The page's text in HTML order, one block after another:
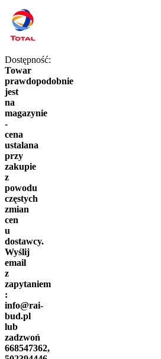
Dostępność:
Towar
prawdopodobnie
jest
na
magazynie
-
cena
ustalana
przy
zakupie
z
powodu
częstych
zmian
cen
u
dostawcy.
Wyślij
email
z
zapytaniem
:
info@rai-
bud.pl
lub
zadzwoń
668547362,